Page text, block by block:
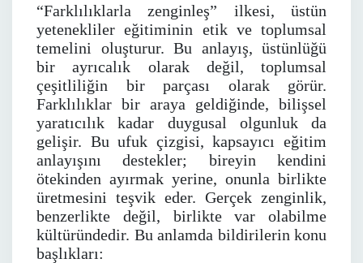
“Farklılıklarla zenginleş” ilkesi, üstün
yetenekliler eğitiminin etik ve toplumsal
temelini oluşturur. Bu anlayış, üstünlüğü
bir ayrıcalık olarak değil, toplumsal
çeşitliliğin bir parçası olarak görür.
Farklılıklar bir araya geldiğinde, bilişsel
yaratıcılık kadar duygusal olgunluk da
gelişir. Bu ufuk çizgisi, kapsayıcı eğitim
anlayışını destekler; bireyin kendini
ötekinden ayırmak yerine, onunla birlikte
üretmesini teşvik eder. Gerçek zenginlik,
benzerlikte değil, birlikte var olabilme
kültüründedir. Bu anlamda bildirilerin konu
başlıkları: